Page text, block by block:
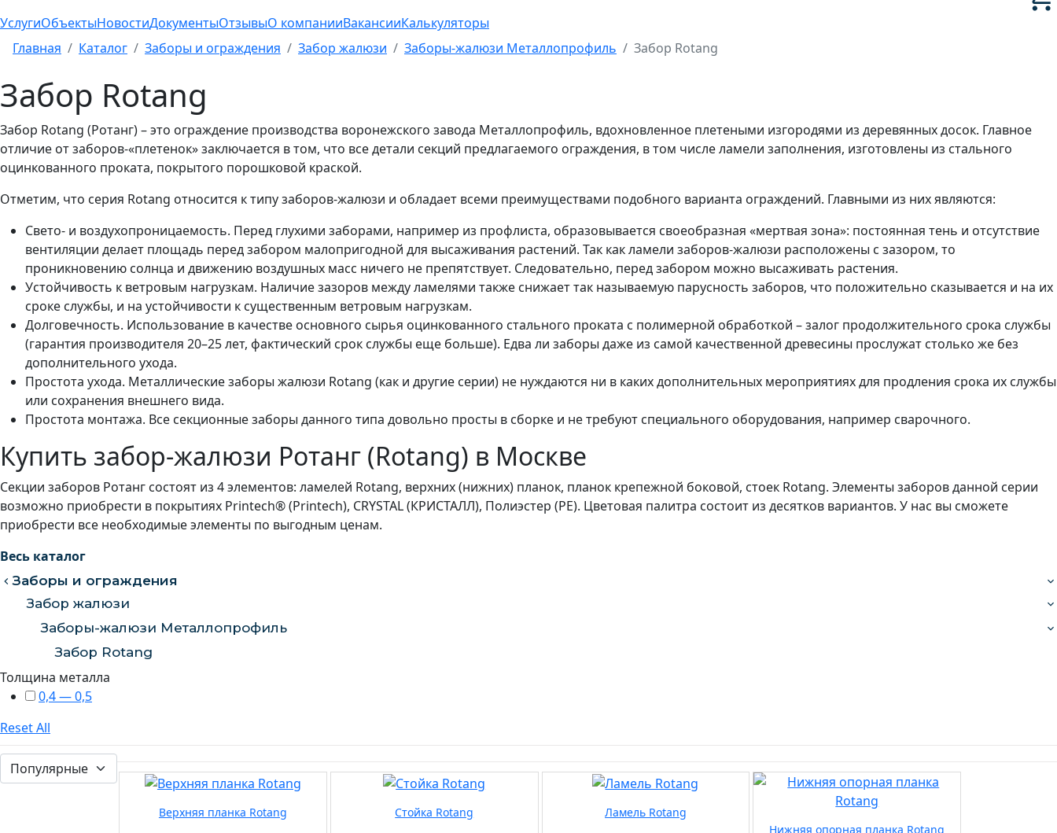
УслугиОбъектыНовостиДокументыОтзывыО компанииВакансииКалькуляторы
Главная
Каталог Заборы и ограждения Забор жалюзи Заборы-жалюзи Металлопрофиль Забор Rotang
Забор Rotang
Забор Rotang (Ротанг) – это ограждение производства воронежского завода Металлопрофиль, вдохновленное плетеными изгородями из деревянных досок. Главное
отличие от заборов-«плетенок» заключается в том, что все детали секций предлагаемого ограждения, в том числе ламели заполнения, изготовлены из стального
оцинкованного проката, покрытого порошковой краской.
Отметим, что серия Rotang относится к типу заборов-жалюзи и обладает всеми преимуществами подобного варианта ограждений. Главными из них являются:
Свето- и воздухопроницаемость. Перед глухими заборами, например из профлиста, образовывается своеобразная «мертвая зона»: постоянная тень и отсутствие
вентиляции делает площадь перед забором малопригодной для высаживания растений. Так как ламели заборов-жалюзи расположены с зазором, то
проникновению солнца и движению воздушных масс ничего не препятствует. Следовательно, перед забором можно высаживать растения.
Устойчивость к ветровым нагрузкам. Наличие зазоров между ламелями также снижает так называемую парусность заборов, что положительно сказывается и на их
сроке службы, и на устойчивости к существенным ветровым нагрузкам.
Долговечность. Использование в качестве основного сырья оцинкованного стального проката с полимерной обработкой – залог продолжительного срока службы
(гарантия производителя 20–25 лет, фактический срок службы еще больше). Едва ли заборы даже из самой качественной древесины прослужат столько же без
дополнительного ухода.
Простота ухода. Металлические заборы жалюзи Rotang (как и другие серии) не нуждаются ни в каких дополнительных мероприятиях для продления срока их службы
или сохранения внешнего вида.
Простота монтажа. Все секционные заборы данного типа довольно просты в сборке и не требуют специального оборудования, например сварочного.
Купить забор-жалюзи Ротанг (Rotang) в Москве
Секции заборов Ротанг состоят из 4 элементов: ламелей Rotang, верхних (нижних) планок, планок крепежной боковой, стоек Rotang. Элементы заборов данной серии
возможно приобрести в покрытиях Printech® (Printech), CRYSTAL (КРИСТАЛЛ), Полиэстер (РЕ). Цветовая палитра состоит из десятков вариантов. У нас вы сможете
приобрести все необходимые элементы по выгодным ценам.
Весь каталог
Заборы и ограждения
Забор жалюзи
Заборы-жалюзи Металлопрофиль
Забор Rotang
Толщина металлa
0,4 — 0,5
Reset All
Верхняя планка Rotang Стойка Rotang Ламель Rotang
Нижняя опорная планка Rotang